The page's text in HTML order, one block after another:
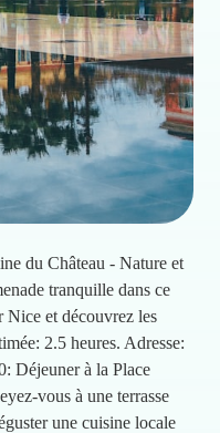
du Château - Nature et
tranquille dans ce
Nice et découvrez les
2.5 heures. Adresse:
Déjeuner à la Place
vous à une terrasse
une cuisine locale